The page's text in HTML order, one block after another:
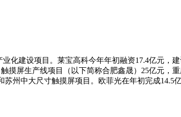
化建设项目。莱宝高科今年年初融资17.4亿元，
摸屏生产线项目（以下简称合肥鑫晟）25亿元，
州中大尺寸触摸屏项目。欧菲光在年初完成